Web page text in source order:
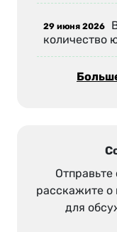
29 июня 2026
количество
расскажите о
для